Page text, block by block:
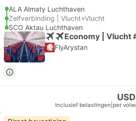
ALA Almaty Luchthaven
Zelfverbinding | Vlucht+Vlucht
SCO Aktau Luchthaven
Economy | Vlucht
FlyArystan
Inclusief belastingen per